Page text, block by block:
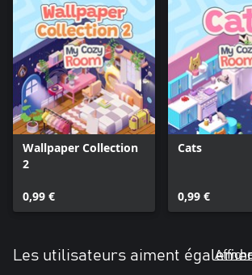
Wallpaper Collection
2
0,99 €
Cats
0,99 €
Les utilisateurs aiment